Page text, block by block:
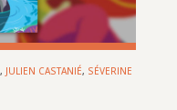
, JULIEN CASTANIÉ, SÉVERINE